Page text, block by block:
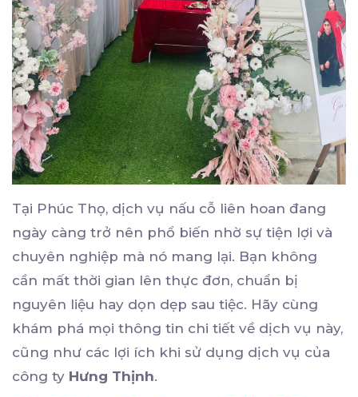
Tại Phúc Thọ, dịch vụ nấu cỗ liên hoan đang
ngày càng trở nên phổ biến nhờ sự tiện lợi và
chuyên nghiệp mà nó mang lại. Bạn không
cần mất thời gian lên thực đơn, chuẩn bị
nguyên liệu hay dọn dẹp sau tiệc. Hãy cùng
khám phá mọi thông tin chi tiết về dịch vụ này,
cũng như các lợi ích khi sử dụng dịch vụ của
công ty Hưng Thịnh.